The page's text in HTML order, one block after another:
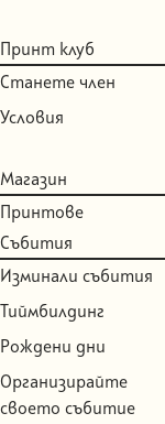
Принт клуб
Станете член
Условия
Магазин
Принтове
Събития
Изминали събития
Тиймбилдинг
Рождени дни
Организирайте
своето събитие